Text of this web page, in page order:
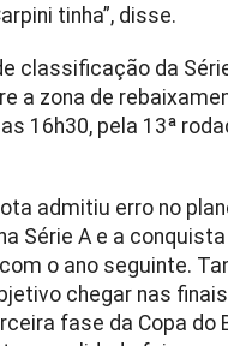
tinha”, disse.
classificação da
a zona de
16h30, pela 13ª
admitiu erro no
Série A e a
o ano seguinte.
chegar nas
fase da Copa do